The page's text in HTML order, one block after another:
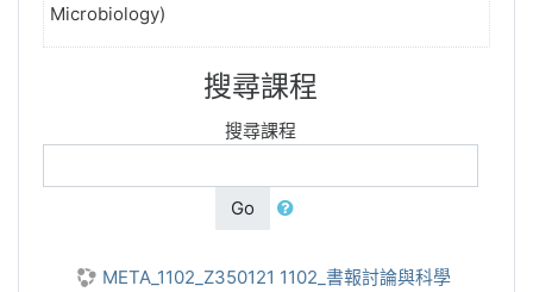
Microbiology)
搜尋課程
搜尋課程
Go
META_1102_Z350121 1102_書報討論與科學